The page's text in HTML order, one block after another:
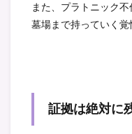
また、プラトニック
墓場まで持っていく覚
証拠は絶対に